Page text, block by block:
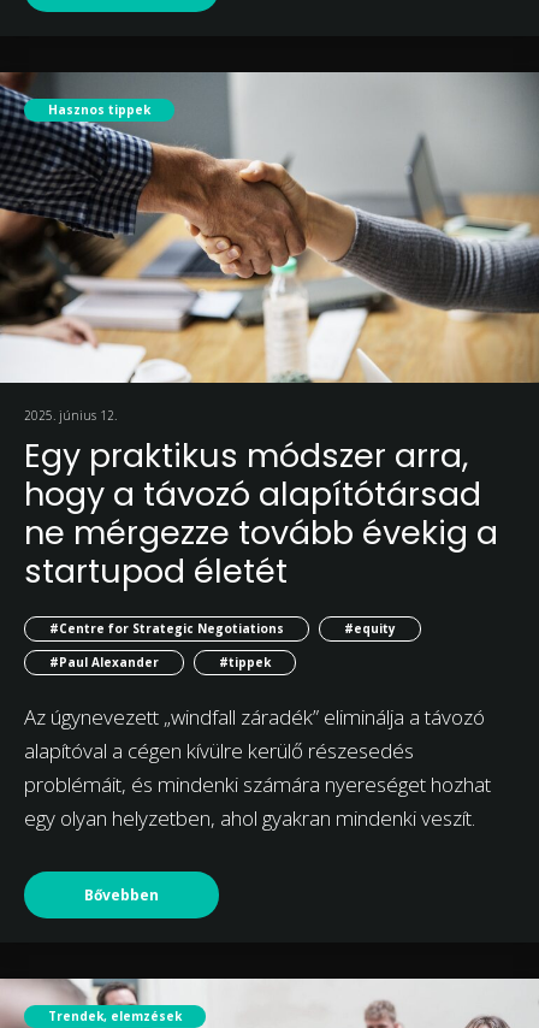
Hasznos tippek
2025. június 12.
Egy praktikus módszer arra,
hogy a távozó alapítótársad
ne mérgezze tovább évekig a
startupod életét
#Centre for Strategic Negotiations
#equity
#Paul Alexander
#tippek
Az úgynevezett „windfall záradék” eliminálja a távozó
alapítóval a cégen kívülre kerülő részesedés
problémáit, és mindenki számára nyereséget hozhat
egy olyan helyzetben, ahol gyakran mindenki veszít.
Bővebben
Trendek, elemzések